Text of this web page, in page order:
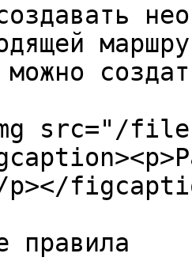
можно
src="/files/
p></
правила